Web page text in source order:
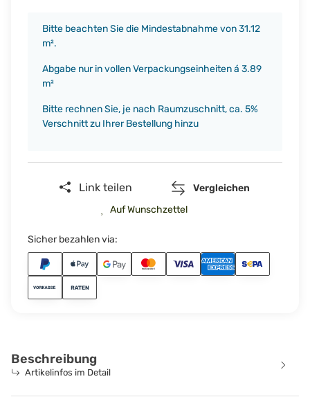
x
Bitte beachten Sie die Mindestabnahme von 31.12
m².
Abgabe nur in vollen Verpackungseinheiten á 3.89
m²
Bitte rechnen Sie, je nach Raumzuschnitt, ca. 5%
Verschnitt zu Ihrer Bestellung hinzu
Link teilen
Vergleichen
Auf Wunschzettel
Sicher bezahlen via:
Beschreibung
Artikelinfos im Detail